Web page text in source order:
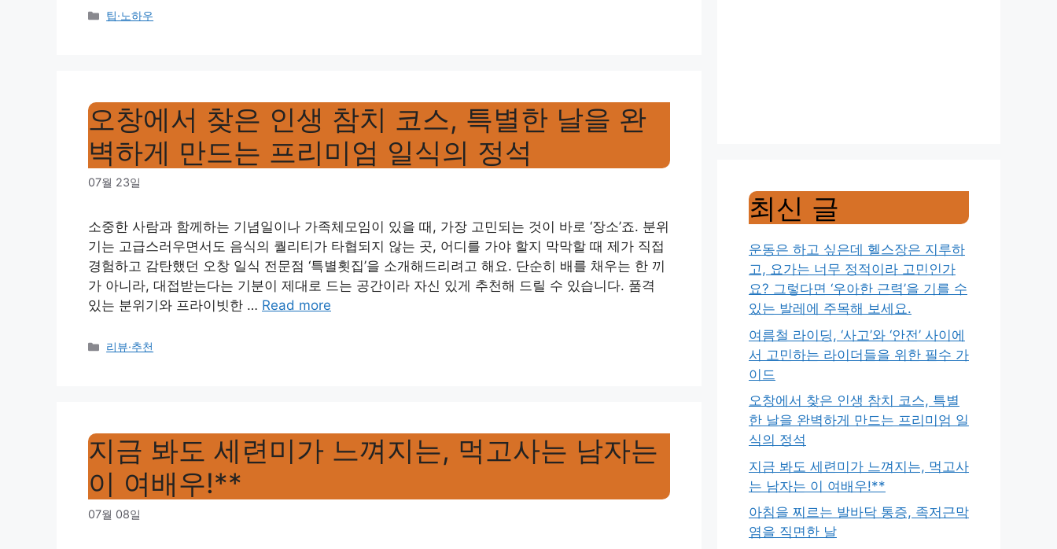
Categories
팁·노하우
오창에서 찾은 인생 참치 코스, 특별한 날을 완
벽하게 만드는 프리미엄 일식의 정석
07월 23일
소중한 사람과 함께하는 기념일이나 가족체모임이 있을 때, 가장 고민되는 것이 바로 ‘장소’죠. 분위
기는 고급스러우면서도 음식의 퀄리티가 타협되지 않는 곳, 어디를 가야 할지 막막할 때 제가 직접
경험하고 감탄했던 오창 일식 전문점 ‘특별횟집’을 소개해드리려고 해요. 단순히 배를 채우는 한 끼
가 아니라, 대접받는다는 기분이 제대로 드는 공간이라 자신 있게 추천해 드릴 수 있습니다. 품격
있는 분위기와 프라이빗한 … Read more
Categories
리뷰·추천
지금 봐도 세련미가 느껴지는, 먹고사는 남자는
이 여배우!**
07월 08일
최신 글
운동은 하고 싶은데 헬스장은 지루하
고, 요가는 너무 정적이라 고민인가
요? 그렇다면 ‘우아한 근력’을 기를 수
있는 발레에 주목해 보세요.
여름철 라이딩, ‘사고’와 ‘안전’ 사이에
서 고민하는 라이더들을 위한 필수 가
이드
오창에서 찾은 인생 참치 코스, 특별
한 날을 완벽하게 만드는 프리미엄 일
식의 정석
지금 봐도 세련미가 느껴지는, 먹고사
는 남자는 이 여배우!**
아침을 찌르는 발바닥 통증, 족저근막
염을 직면한 날